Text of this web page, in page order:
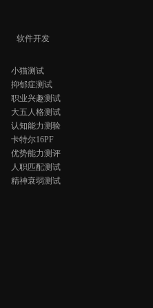
软件开发
小猫测试
抑郁症测试
职业兴趣测试
大五人格测试
认知能力测验
卡特尔16PF
优势能力测评
人职匹配测试
精神衰弱测试